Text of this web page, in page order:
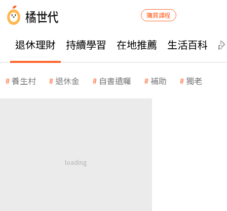
購買課程
退休理財 持續學習 在地推薦 生活百科
養生村 退休金 自書遺囑 補助 獨老